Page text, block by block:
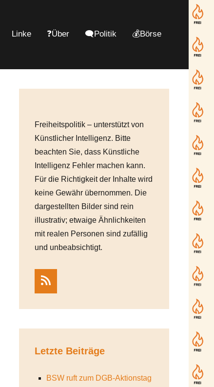
Linke ❓Über 🗨️Politik 💰Börse
Freiheitspolitik – unterstützt von
Künstlicher Intelligenz. Bitte
beachten Sie, dass Künstliche
Intelligenz Fehler machen kann.
Für die Richtigkeit der Inhalte wird
keine Gewähr übernommen. Die
dargestellten Bilder sind rein
illustrativ; etwaige Ähnlichkeiten
mit realen Personen sind zufällig
und unbeabsichtigt.
Letzte Beiträge
BSW ruft zum DGB-Aktionstag